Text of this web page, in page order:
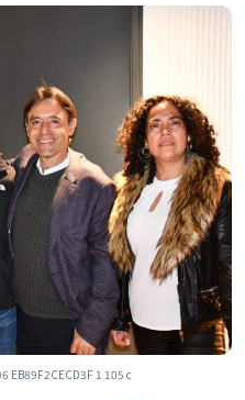
EB89F2CECD3F 1 105 c